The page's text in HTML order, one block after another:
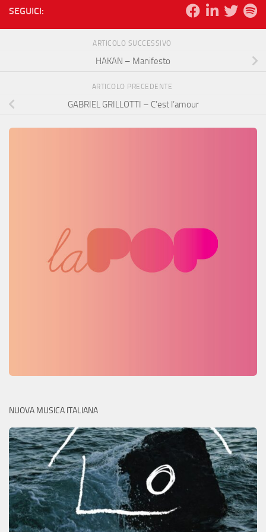
SEGUICI:
ARTICOLO SUCCESSIVO
HAKAN – Manifesto
ARTICOLO PRECEDENTE
GABRIEL GRILLOTTI – C’est l’amour
NUOVA MUSICA ITALIANA